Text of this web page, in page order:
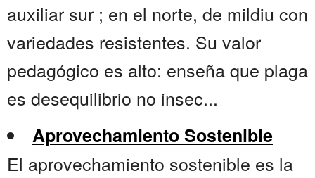
auxiliar sur ; en el norte, de mildiu con
variedades resistentes. Su valor
pedagógico es alto: enseña que plaga
es desequilibrio no insec...
Aprovechamiento Sostenible
El aprovechamiento sostenible es la